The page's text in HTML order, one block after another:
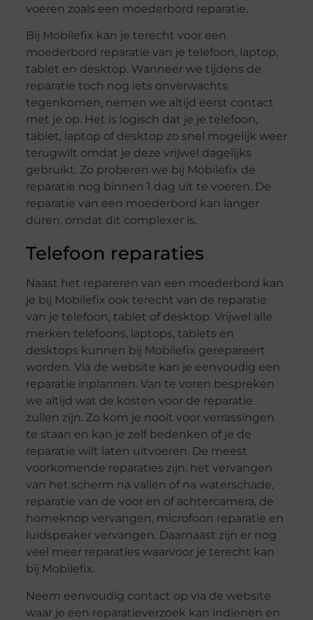
voeren zoals een moederbord reparatie.
Bij Mobilefix kan je terecht voor een
moederbord reparatie van je telefoon, laptop,
tablet en desktop. Wanneer we tijdens de
reparatie toch nog iets onverwachts
tegenkomen, nemen we altijd eerst contact
met je op. Het is logisch dat je je telefoon,
tablet, laptop of desktop zo snel mogelijk weer
terugwilt omdat je deze vrijwel dagelijks
gebruikt. Zo proberen we bij Mobilefix de
reparatie nog binnen 1 dag uit te voeren. De
reparatie van een moederbord kan langer
duren, omdat dit complexer is.
Telefoon reparaties
Naast het repareren van een moederbord kan
je bij Mobilefix ook terecht van de reparatie
van je telefoon, tablet of desktop. Vrijwel alle
merken telefoons, laptops, tablets en
desktops kunnen bij Mobilefix gerepareert
worden. Via de website kan je eenvoudig een
reparatie inplannen. Van te voren bespreken
we altijd wat de kosten voor de reparatie
zullen zijn. Zo kom je nooit voor verrassingen
te staan en kan je zelf bedenken of je de
reparatie wilt laten uitvoeren. De meest
voorkomende reparaties zijn, het vervangen
van het scherm na vallen of na waterschade,
reparatie van de voor en of achtercamera, de
homeknop vervangen, microfoon reparatie en
luidspeaker vervangen. Daarnaast zijn er nog
veel meer reparaties waarvoor je terecht kan
bij Mobilefix.
Neem eenvoudig contact op via de website
waar je een reparatieverzoek kan indienen en